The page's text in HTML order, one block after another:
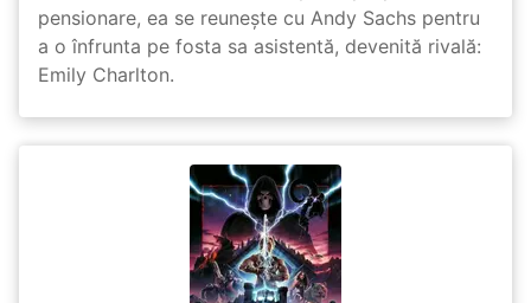
pensionare, ea se reunește cu Andy Sachs pentru
a o înfrunta pe fosta sa asistentă, devenită rivală:
Emily Charlton.